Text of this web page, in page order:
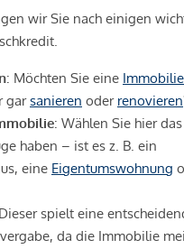
wir Sie nach einigen
: Möchten Sie eine
garsanieren oder renovieren
: Wählen Sie hier
haben – ist es z. B. ein
eine Eigentumswohnung
spielt eine
da die Immobilie